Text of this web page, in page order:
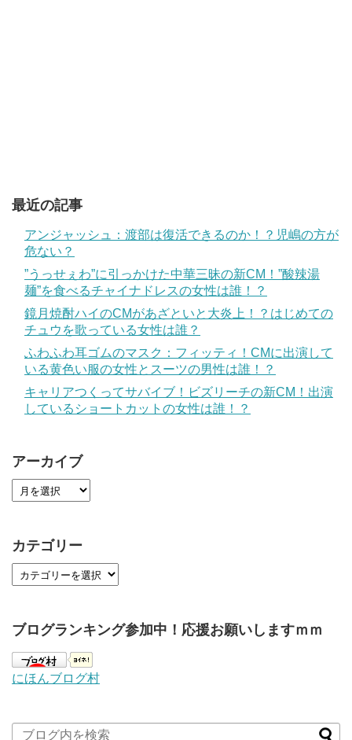
最近の記事
アンジャッシュ：渡部は復活できるのか！？児嶋の方が
危ない？
”うっせぇわ”に引っかけた中華三昧の新CM！”酸辣湯
麺”を食べるチャイナドレスの女性は誰！？
鏡月焼酎ハイのCMがあざといと大炎上！？はじめての
チュウを歌っている女性は誰？
ふわふわ耳ゴムのマスク：フィッティ！CMに出演して
いる黄色い服の女性とスーツの男性は誰！？
キャリアつくってサバイブ！ビズリーチの新CM！出演
しているショートカットの女性は誰！？
アーカイブ
カテゴリー
ブログランキング参加中！応援お願いしますｍｍ
にほんブログ村